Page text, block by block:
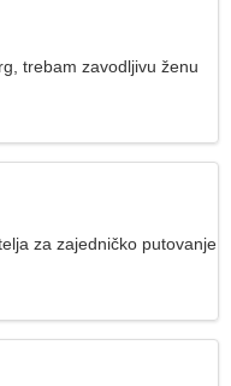
trebam zavodljivu ženu
za zajedničko putovanje